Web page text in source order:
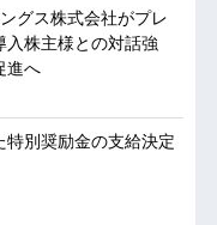
グス株式会社がプレ
入株主様との対話強
進へ
別奨励金の支給決定